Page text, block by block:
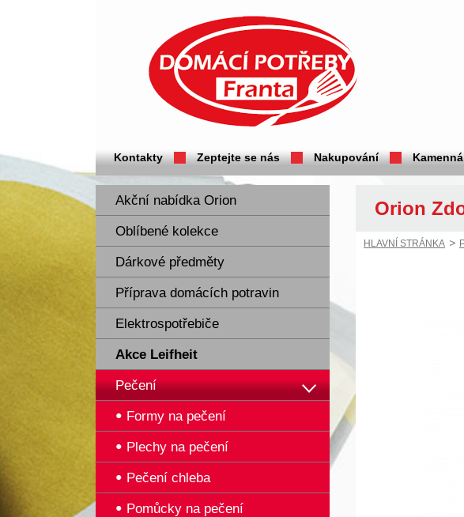
Kontakty Zeptejte se nás Nakupování
Akční nabídka Orion
Oblíbené kolekce
Dárkové předměty
Příprava domácích potravin
Elektrospotřebiče
Akce Leifheit
Pečení
Formy na pečení
Plechy na pečení
Pečení chleba
Pomůcky na pečení
Orion
HLAVNÍ STRÁNKA >